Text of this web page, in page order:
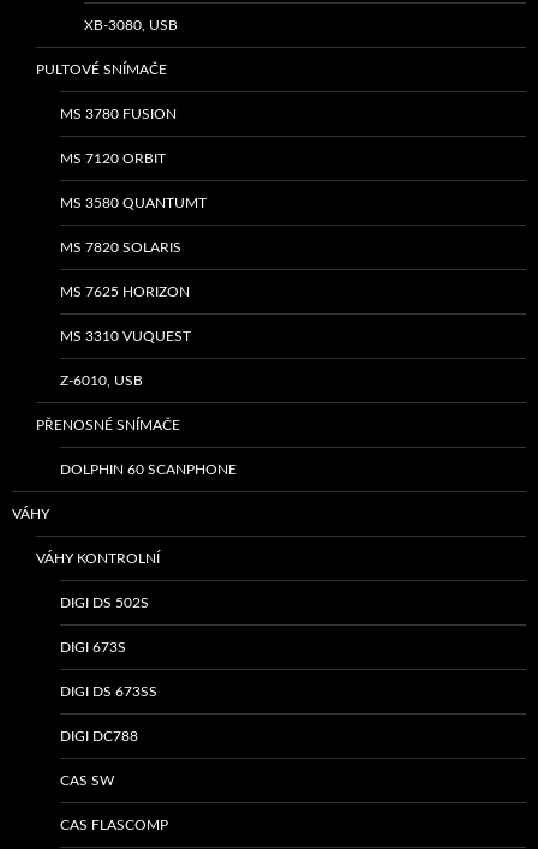
XB-3080, USB
PULTOVÉ SNÍMAČE
MS 3780 FUSION
MS 7120 ORBIT
MS 3580 QUANTUMT
MS 7820 SOLARIS
MS 7625 HORIZON
MS 3310 VUQUEST
Z-6010, USB
PŘENOSNÉ SNÍMAČE
DOLPHIN 60 SCANPHONE
VÁHY
VÁHY KONTROLNÍ
DIGI DS 502S
DIGI 673S
DIGI DS 673SS
DIGI DC788
CAS SW
CAS FLASCOMP